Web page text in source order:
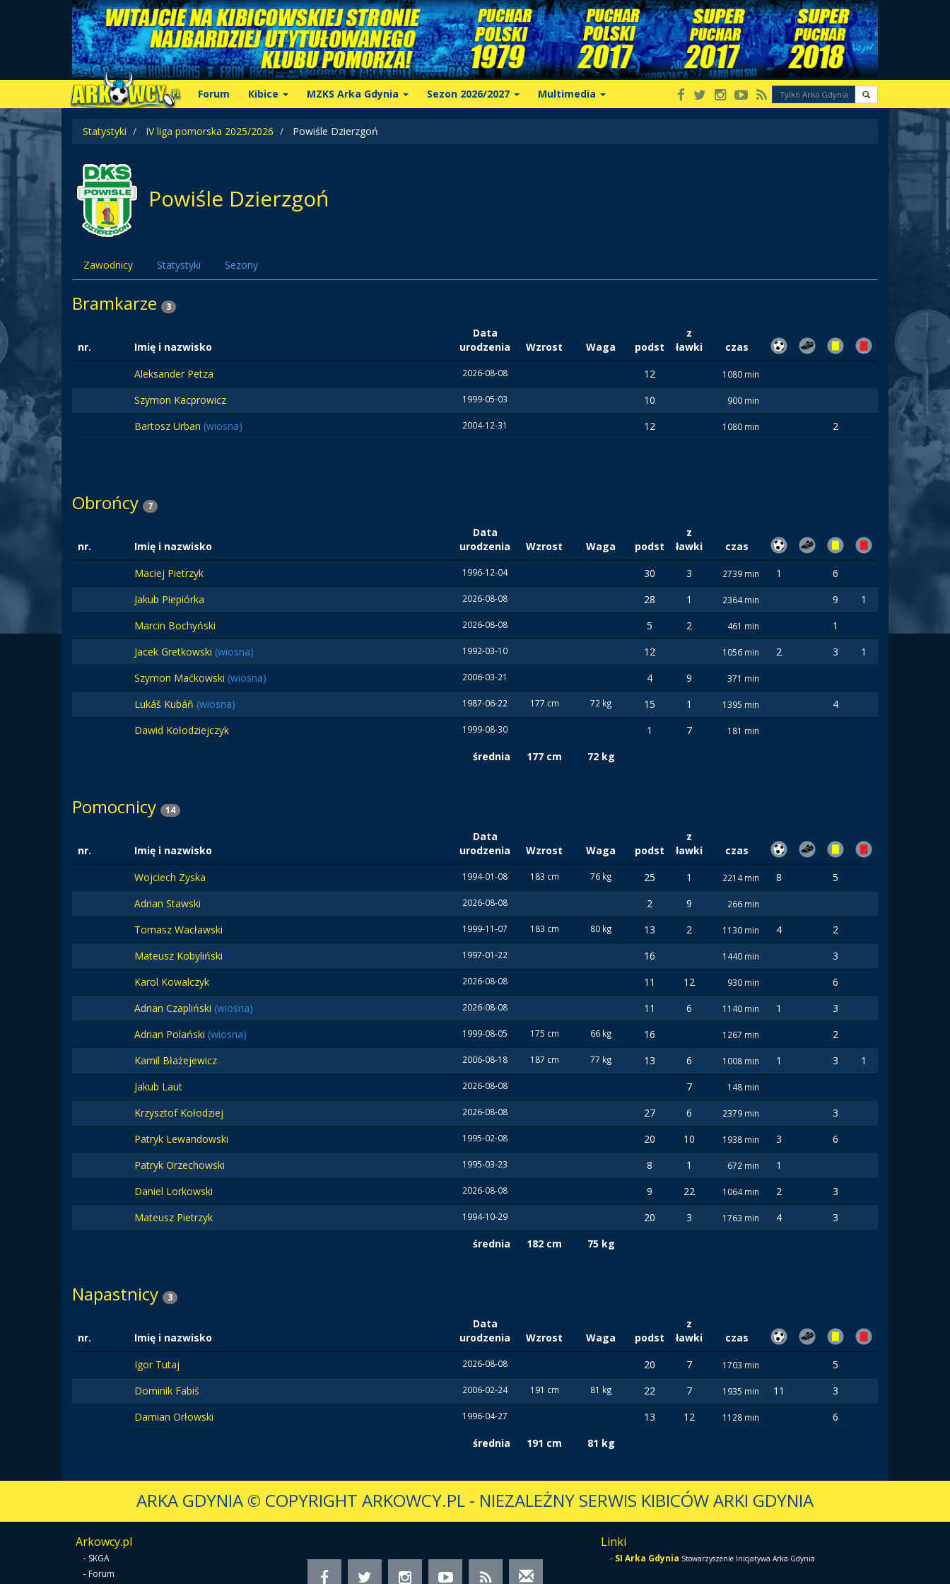
Forum Kibice MZKS Arka Gdynia Sezon 2026/2027 Multimedia
Statystyki IV liga pomorska 2025/2026 Powiśle Dzierzgoń
Powiśle Dzierzgoń
Zawodnicy Statystyki Sezony
Bramkarze 3
nr. Imię i nazwisko
Data
urodzenia
Wzrost Waga podst
z
ławki
czas
Aleksander Petza
2026-08-08 12 1080 min
Szymon Kacprowicz 1999-05-03 10 900 min
Bartosz Urban (wiosna) 2004-12-31 12 1080 min 2
Obrońcy 7
nr. Imię i nazwisko
Data
urodzenia
Wzrost Waga podst
z
ławki
czas
Maciej Pietrzyk
1996-12-04 30 3 2739 min 1
6
Jakub Piepiórka
2026-08-08 28 1 2364 min 9
1
Marcin Bochyński
2026-08-08 5 2 461 min
1
Jacek Gretkowski (wiosna) 1992-03-10 12 1056 min 2 3
1
Szymon Maćkowski (wiosna) 2006-03-21 4 9 371 min
Lukáš Kubáň (wiosna) 1987-06-22 177 cm 72 kg 15 1 1395 min
4
Dawid Kołodziejczyk
1999-08-30 1 7 181 min
średnia 177 cm 72 kg
Pomocnicy 14
nr. Imię i nazwisko
Data
urodzenia
Wzrost Waga podst
z
ławki
czas
Wojciech Zyska
1994-01-08 183 cm 76 kg 25 1 2214 min 8
5
Adrian Stawski
2026-08-08 2 9 266 min
Tomasz Wacławski 1999-11-07 183 cm 80 kg 13 2 1130 min 4
2
Mateusz Kobyliński
1997-01-22 16 1440 min
3
Karol Kowalczyk
2026-08-08 11 12 930 min
6
Adrian Czapliński (wiosna) 2026-08-08 11 6 1140 min 1
3
Adrian Polański (wiosna) 1999-08-05 175 cm 66 kg 16 1267 min
2
Kamil Błażejewicz
2006-08-18 187 cm 77 kg 13 6 1008 min 1 3
1
Jakub Laut
2026-08-08 7 148 min
Krzysztof Kołodziej 2026-08-08 27 6 2379 min
3
Patryk Lewandowski
1995-02-08 20 10 1938 min 3
6
Patryk Orzechowski
1995-03-23 8 1 672 min
1
Daniel Lorkowski
2026-08-08 9 22 1064 min 2
3
Mateusz Pietrzyk
1994-10-29 20 3 1763 min 4
3
średnia
182 cm 75 kg
Napastnicy 3
nr. Imię i nazwisko
Data
urodzenia
Wzrost Waga podst
z
ławki
czas
Igor Tutaj
2026-08-08 20 7 1703 min
5
Dominik Fabiś
2006-02-24 191 cm 81 kg 22 7 1935 min 11
3
Damian Orłowski
1996-04-27 13 12 1128 min
6
średnia
191 cm 81 kg
ARKA GDYNIA© COPYRIGHT ARKOWCY.PL - NIEZALEŻNY SERWIS KIBICÓW ARKI GDYNIA
Arkowcy.pl
- SKGA
- Forum
Linki
- SI Arka Gdynia Stowarzyszenie Inicjatywa Arka Gdynia